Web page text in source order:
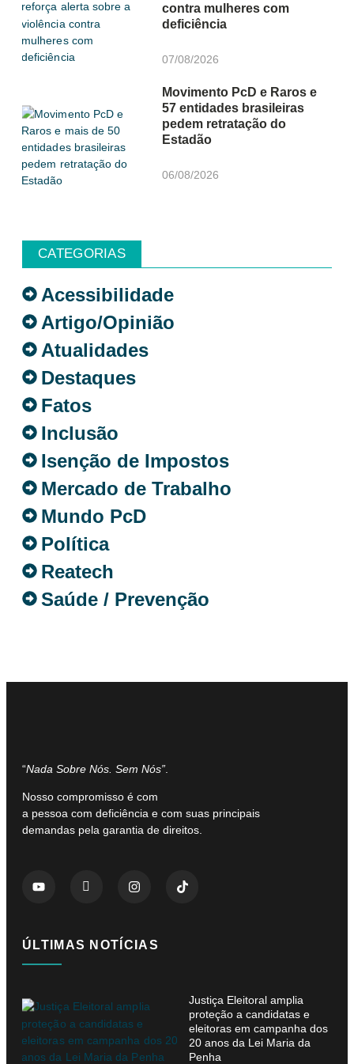
contra mulheres com
deficiência
07/08/2026
Movimento PcD e Raros e
57 entidades brasileiras
pedem retratação do
Estadão
06/08/2026
CATEGORIAS
Acessibilidade
Artigo/Opinião
Atualidades
Destaques
Fatos
Inclusão
Isenção de Impostos
Mercado de Trabalho
Mundo PcD
Política
Reatech
Saúde / Prevenção
“Nada Sobre Nós. Sem Nós”.
Nosso compromisso é com
a pessoa com deficiência e com suas principais
demandas pela garantia de direitos.
ÚLTIMAS NOTÍCIAS
Justiça Eleitoral amplia
proteção a candidatas e
eleitoras em campanha dos
20 anos da Lei Maria da
Penha